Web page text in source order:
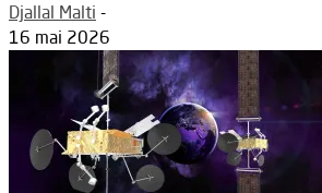
Djallal Malti -
16 mai 2026